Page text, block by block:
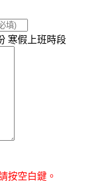
寒假上班時段
按空白鍵。